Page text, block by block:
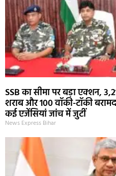
SSB का सीमा पर बड़ा एक्शन,
शराब और 100 वॉकी-टॉकी
कई एजेंसियां जांच में जुटीं
News Express Bihar